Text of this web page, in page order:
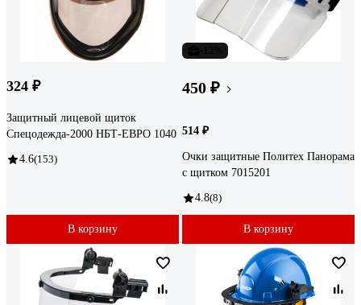
324 ₽
Защитный лицевой щиток
Спецодежда-2000 НБТ-ЕВРО 1040
4.6(153)
В корзину
450 ₽
514 ₽
Очки защитные Политех Панорама
с щитком 7015201
4.8(8)
В корзину